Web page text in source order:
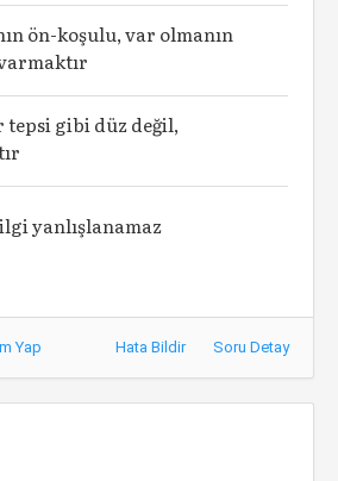
ön-koşulu, var olmanın
tepsi gibi düz değil,
yanlışlanamaz
Yap Hata Bildir Soru Detay